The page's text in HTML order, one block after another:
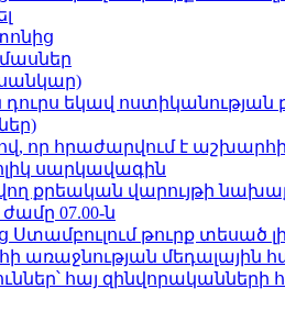
դուրս եկավ
որ հրաժարվում է
սարկավագին
քրեական վարույթի
ժամը 07.00-ն
թուրք տեսած
մեդալային
հայ զինվորականների